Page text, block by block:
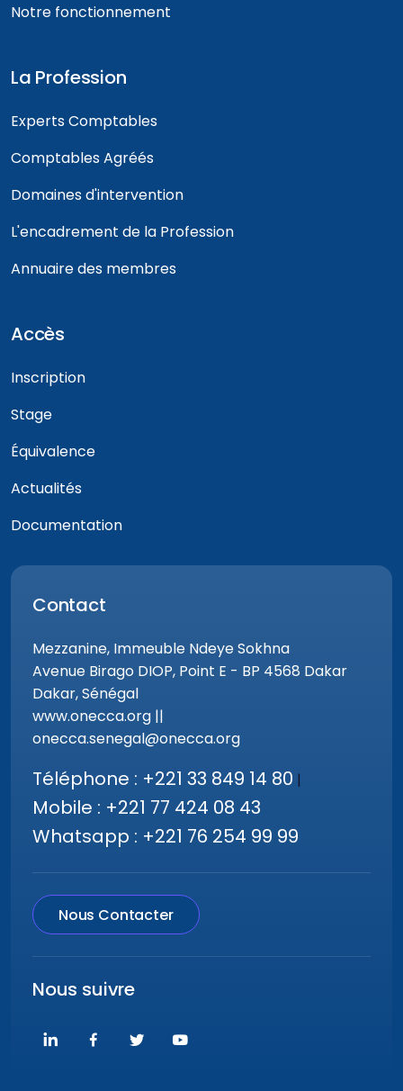
Notre fonctionnement
La Profession
Experts Comptables
Comptables Agréés
Domaines d'intervention
L'encadrement de la Profession
Annuaire des membres
Accès
Inscription
Stage
Équivalence
Actualités
Documentation
Contact
Mezzanine, Immeuble Ndeye Sokhna
Avenue Birago DIOP, Point E - BP 4568 Dakar
Dakar, Sénégal
www.onecca.org ||
onecca.senegal@onecca.org
Téléphone : +221 33 849 14 80 |
Mobile : +221 77 424 08 43
Whatsapp : +221 76 254 99 99
Nous Contacter
Nous suivre